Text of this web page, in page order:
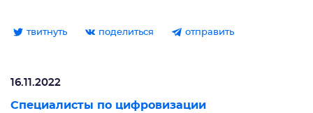
твитнуть поделиться отправить
16.11.2022
Специалисты по цифровизации